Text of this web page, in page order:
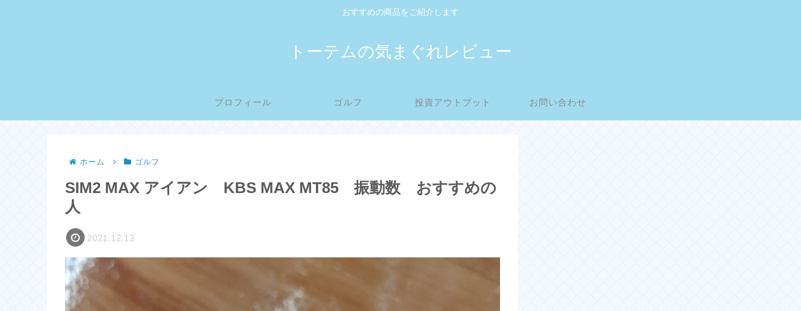
おすすめの商品をご紹介します
トーテムの気まぐれレビュー
プロフィール ゴルフ 投資アウトプット お問い合わせ
ホーム ゴルフ
SIM2 MAX アイアン KBS MAX MT85 振動数 おすすめの
人
2021.12.13